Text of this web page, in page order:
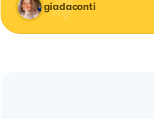
giadaconti